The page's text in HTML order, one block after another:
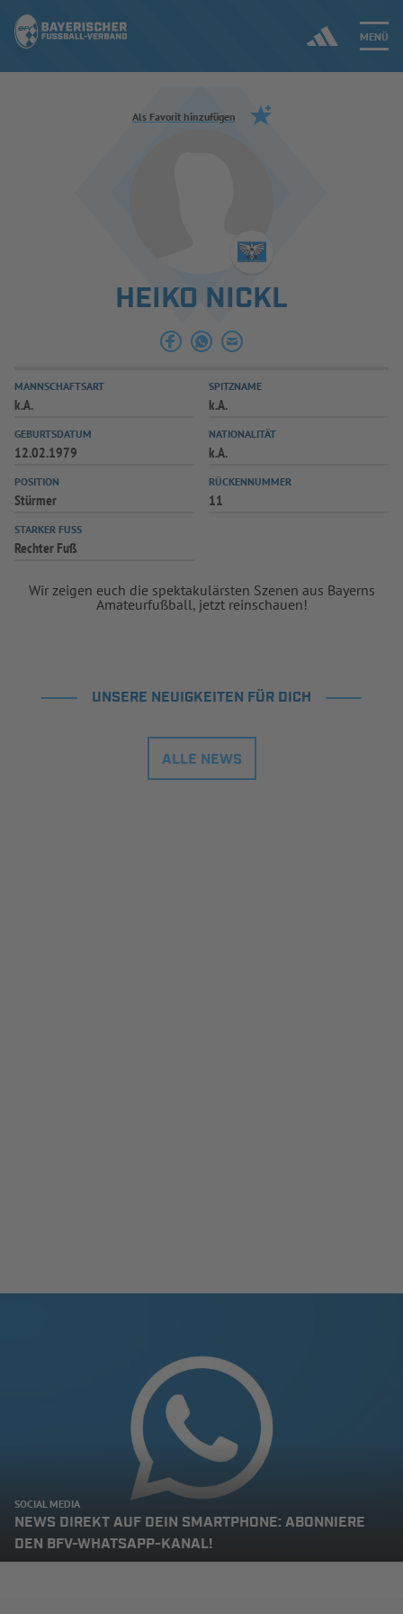
MENÜ
Jetzt einloggen
SPIELBETRIEB & VERBANDSLEBEN
AUSBILDUNG & FÖRDERUNG
SPIELPLUS
Als Favorit hinzufügen
HEIKO NICKL
MANNSCHAFTSART
k.A.
SPITZNAME
k.A.
GEBURTSDATUM
12.02.1979
NATIONALITÄT
k.A.
POSITION
Stürmer
RÜCKENNUMMER
11
STARKER FUSS
Rechter Fuß
Wir zeigen euch die spektakulärsten Szenen aus Bayerns
Amateurfußball, jetzt reinschauen!
UNSERE NEUIGKEITEN FÜR DICH
ALLE NEWS
SOCIAL MEDIA
NEWS DIREKT AUF DEIN SMARTPHONE: ABONNIERE
DEN BFV-WHATSAPP-KANAL!